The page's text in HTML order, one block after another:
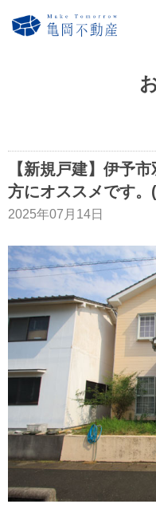
【新規戸建】伊予
方にオススメです
2025年07月14日